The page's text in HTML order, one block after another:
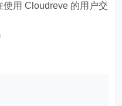
用 Cloudreve 的用户交